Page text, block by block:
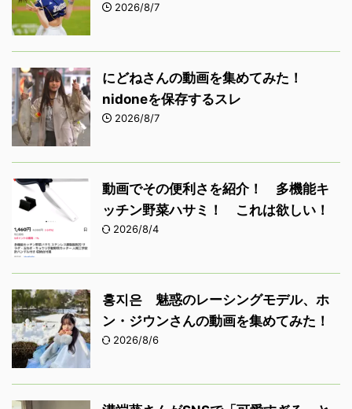
2026/8/7
にどねさんの動画を集めてみた！
nidoneを保存するスレ
2026/8/7
動画でその便利さを紹介！ 多機能キ
ッチン野菜ハサミ！ これは欲しい！
2026/8/4
홍지은 魅惑のレーシングモデル、ホ
ン・ジウンさんの動画を集めてみた！
2026/8/6